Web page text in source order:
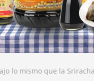
lo mismo que la